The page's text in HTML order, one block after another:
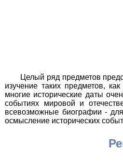
Целый ряд предметов
изучение таких предметов,
многие исторические даты
событиях мировой и
всевозможные биографии -
осмысление исторических